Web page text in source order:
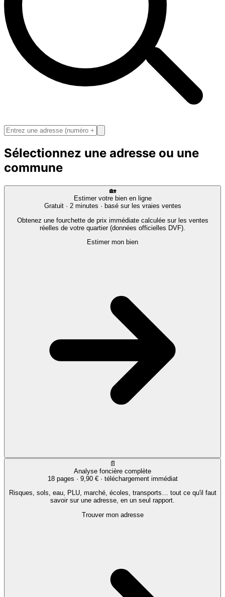
Sélectionnez une adresse ou une
commune
🏡
Estimer votre bien en ligne
Gratuit · 2 minutes · basé sur les vraies ventes
Obtenez une fourchette de prix immédiate calculée sur les ventes
réelles de votre quartier (données officielles DVF).
Estimer mon bien
📄
Analyse foncière complète
18 pages · 9,90 €· téléchargement immédiat
Risques, sols, eau, PLU, marché, écoles, transports… tout ce qu'il faut
savoir sur une adresse, en un seul rapport.
Trouver mon adresse